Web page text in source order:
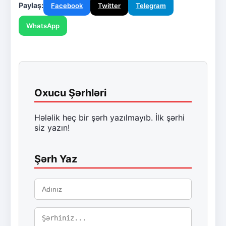
Paylaş: Facebook Twitter Telegram
WhatsApp
Oxucu Şərhləri
Hələlik heç bir şərh yazılmayıb. İlk şərhi
siz yazın!
Şərh Yaz